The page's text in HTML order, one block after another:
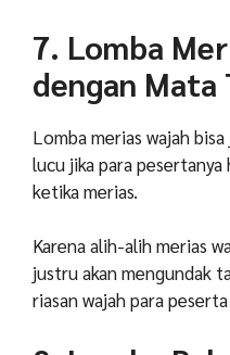
7. Lomba
dengan
Lomba merias wajah bisa
lucu jika para
ketika merias.
Karena alih-alih merias
justru akan mengundak
riasan wajah para